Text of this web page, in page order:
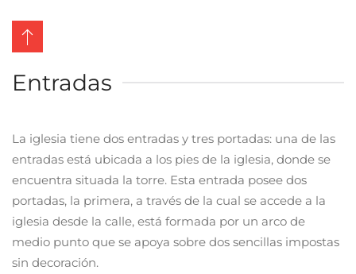
Entradas
La iglesia tiene dos entradas y tres portadas: una de las
entradas está ubicada a los pies de la iglesia, donde se
encuentra situada la torre. Esta entrada posee dos
portadas, la primera, a través de la cual se accede a la
iglesia desde la calle, está formada por un arco de
medio punto que se apoya sobre dos sencillas impostas
sin decoración.